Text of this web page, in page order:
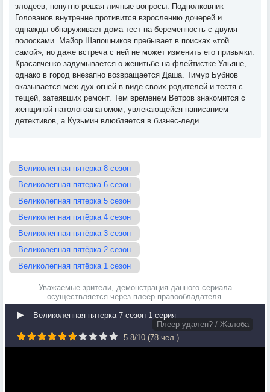
злодеев, попутно решая личные вопросы. Подполковник
Голованов внутренне противится взрослению дочерей и
однажды обнаруживает дома тест на беременность с двумя
полосками. Майор Шапошников пребывает в поисках «той
самой», но даже встреча с ней не может изменить его привычки.
Красавченко задумывается о женитьбе на флейтистке Ульяне,
однако в город внезапно возвращается Даша. Тимур Бубнов
оказывается меж дух огней в виде своих родителей и тестя с
тещей, затеявших ремонт. Тем временем Ветров знакомится с
женщиной-патологоанатомом, увлекающейся написанием
детективов, а Кузьмин влюбляется в бизнес-леди.
Великолепная пятерка 8 сезон
Великолепная пятерка 6 сезон
Великолепная пятерка 5 сезон
Великолепная пятёрка 4 сезон
Великолепная пятёрка 3 сезон
Великолепная пятёрка 2 сезон
Великолепная пятёрка 1 сезон
Уважаемые зрители, демонстрация данного сериала
осуществляется через плеер правообладателя.
Великолепная пятерка 7 сезон 1 серия
Плеер удален? / Жалоба
5.8/10 (78 чел.)